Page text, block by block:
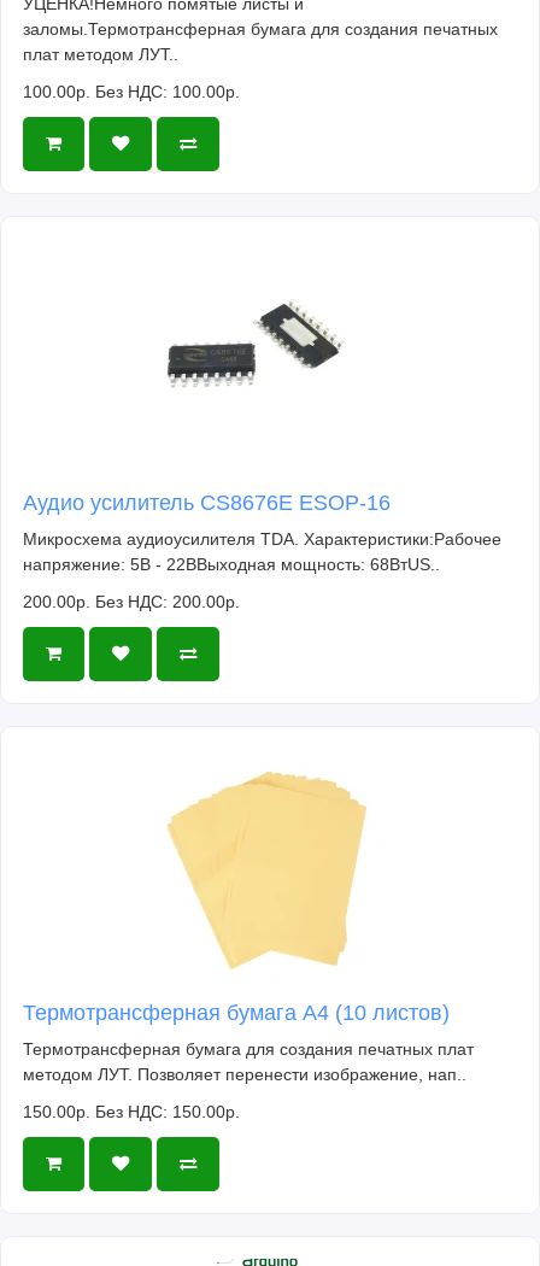
заломы.Термотрансферная бумага для создания печатных
плат методом ЛУТ..
100.00р. Без НДС: 100.00р.
Аудио усилитель CS8676E ESOP-16
Микросхема аудиоусилителя TDA. Характеристики:Рабочее
напряжение: 5В - 22ВВыходная мощность: 68ВтUS..
200.00р. Без НДС: 200.00р.
Термотрансферная бумага А4 (10 листов)
Термотрансферная бумага для создания печатных плат
методом ЛУТ. Позволяет перенести изображение, нап..
150.00р. Без НДС: 150.00р.